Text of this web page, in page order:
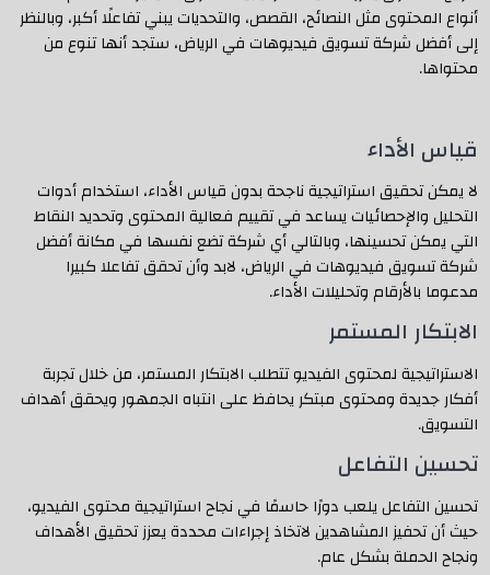
أنواع المحتوى مثل النصائح، القصص، والتحديات يبني تفاعلًا أكبر، وبالنظر
إلى أفضل شركة تسويق فيديوهات في الرياض، ستجد أنها تنوع من
محتواها.
قياس الأداء
لا يمكن تحقيق استراتيجية ناجحة بدون قياس الأداء، استخدام أدوات
التحليل والإحصائيات يساعد في تقييم فعالية المحتوى وتحديد النقاط
التي يمكن تحسينها، وبالتالي أي شركة تضع نفسها في مكانة أفضل
شركة تسويق فيديوهات في الرياض، لابد وأن تحقق تفاعلا كبيرا
مدعوما بالأرقام وتحليلات الأداء.
الابتكار المستمر
الاستراتيجية لمحتوى الفيديو تتطلب الابتكار المستمر، من خلال تجربة
أفكار جديدة ومحتوى مبتكر يحافظ على انتباه الجمهور ويحقق أهداف
التسويق.
تحسين التفاعل
تحسين التفاعل يلعب دورًا حاسمًا في نجاح استراتيجية محتوى الفيديو،
حيث أن تحفيز المشاهدين لاتخاذ إجراءات محددة يعزز تحقيق الأهداف
ونجاح الحملة بشكل عام.